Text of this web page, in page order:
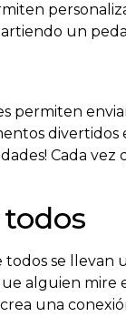
un
divertidos
Cada
se
alguien
una